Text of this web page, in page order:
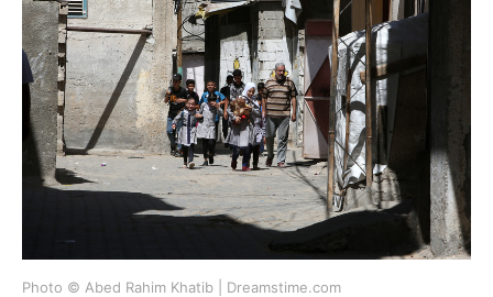
Photo © Abed Rahim Khatib | Dreamstime.com